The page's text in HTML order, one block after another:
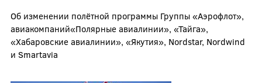
Об изменении полётной программы Группы «Аэрофлот»,
авиакомпаний«Полярные авиалинии», «Тайга»,
«Хабаровские авиалинии», «Якутия», Nordstar, Nordwind
и Smartavia